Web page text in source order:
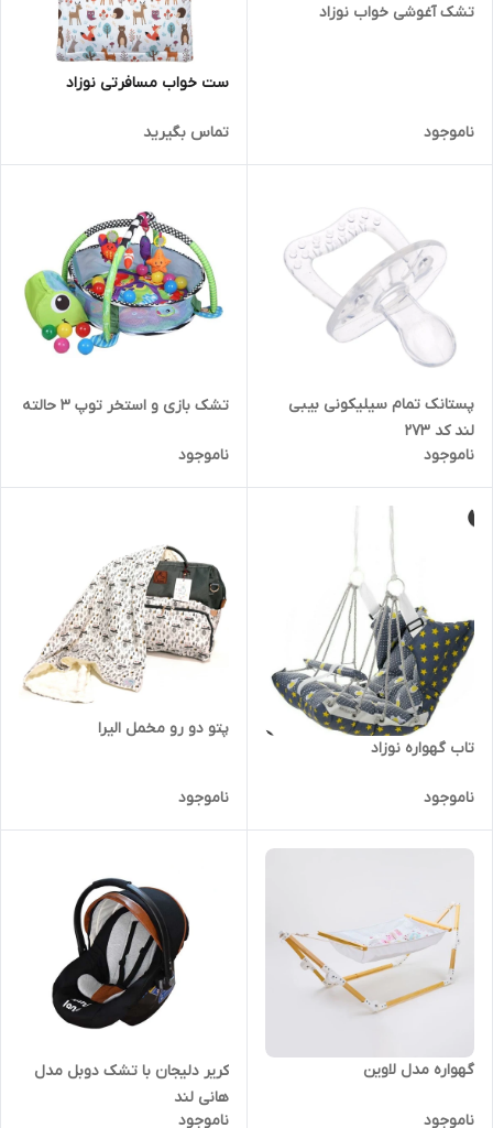
تشک آغوشی خواب نوزاد
ناموجود
ست خواب مسافرتی نوزاد
تماس بگیرید
پستانک تمام سیلیکونی بیبی
لند کد ۲۷۳
ناموجود
تشک بازی و استخر توپ 3 حالته
ناموجود
تاب گهواره نوزاد
ناموجود
پتو دو رو مخمل الیرا
ناموجود
گهواره مدل لاوین
ناموجود
کریر دلیجان با تشک دوبل مدل
هانی لند
ناموجود